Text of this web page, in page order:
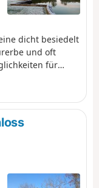
dicht besiedelt
und oft
für
sind, führt
Departement,
meiden
Parks und